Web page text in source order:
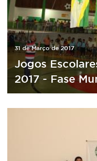
31 de Março de 2017
Jogos
2017 - Fase